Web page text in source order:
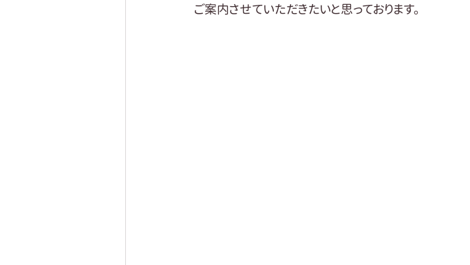
ご案内させていただきたいと思っております。